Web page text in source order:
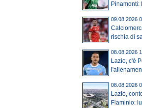
Pinamonti:
09.08.2026
rischia di
08.08.2026
Lazio, c'è
08.08.2026
Lazio,
Flaminio: